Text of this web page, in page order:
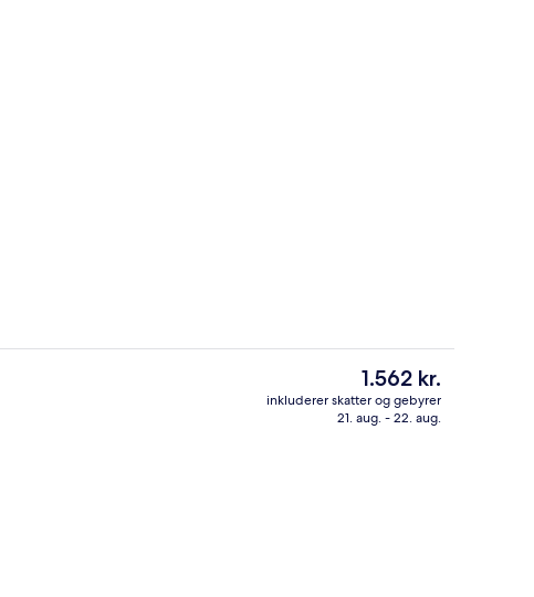
morgenmad, frokost, aftensmad og brunch1 Bedroom Pool Villa | Udsigt fra
Den
nuværende
pris
1.562 kr.
inkluderer skatter og gebyrer
21. aug. - 22. aug.